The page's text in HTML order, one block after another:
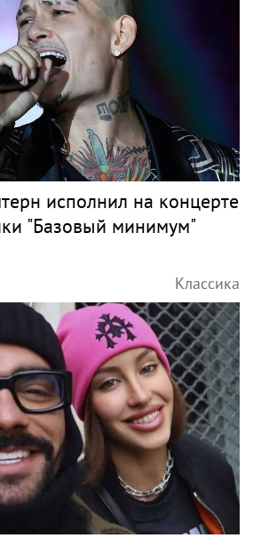
исполнил на концерте
"Базовый минимум"
Классика